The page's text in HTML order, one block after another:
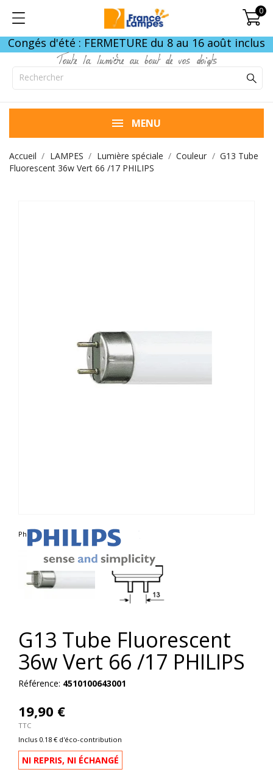
0
Congés d'été : FERMETURE du 8 au 16 août inclus
Toute la lumière au bout de vos doigts
MENU
Accueil LAMPES Lumière spéciale Couleur
G13 Tube
Fluorescent 36w Vert 66 /17 PHILIPS
Photo non contractuelle
G13 Tube Fluorescent
36w Vert 66 /17 PHILIPS
Référence: 4510100643001
19,90 €
TTC
Inclus 0.18 € d'éco-contribution
NI REPRIS, NI ÉCHANGÉ